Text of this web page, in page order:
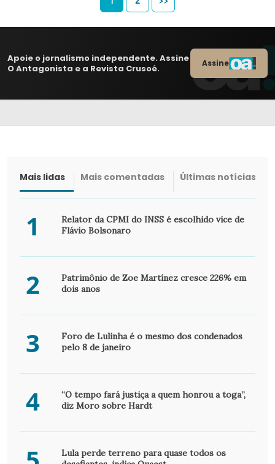
Apoie o jornalismo independente. Assine
O Antagonista e a Revista Crusoé.
Assine
Mais lidas Mais comentadas Últimas notícias
1
Relator da CPMI do INSS é escolhido vice de
Flávio Bolsonaro
2
Patrimônio de Zoe Martínez cresce 226% em
dois anos
3
Foro de Lulinha é o mesmo dos condenados
pelo 8 de janeiro
4
“O tempo fará justiça a quem honrou a toga”,
diz Moro sobre Hardt
Lula perde terreno para quase todos os